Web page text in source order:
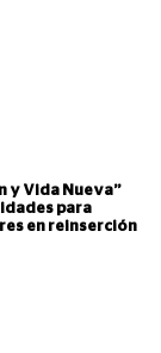
y Vida Nueva”
para
en reinserción